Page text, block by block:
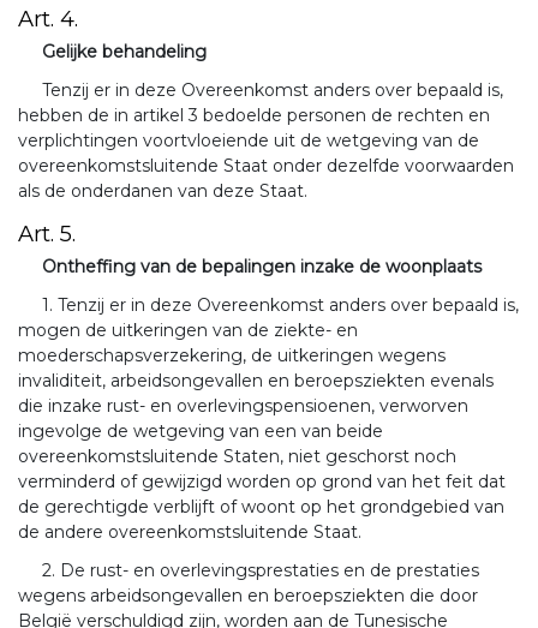
Art. 4.
Gelijke behandeling
Tenzij er in deze Overeenkomst anders over bepaald is,
hebben de in artikel 3 bedoelde personen de rechten en
verplichtingen voortvloeiende uit de wetgeving van de
overeenkomstsluitende Staat onder dezelfde voorwaarden
als de onderdanen van deze Staat.
Art. 5.
Ontheffing van de bepalingen inzake de woonplaats
1. Tenzij er in deze Overeenkomst anders over bepaald is,
mogen de uitkeringen van de ziekte- en
moederschapsverzekering, de uitkeringen wegens
invaliditeit, arbeidsongevallen en beroepsziekten evenals
die inzake rust- en overlevingspensioenen, verworven
ingevolge de wetgeving van een van beide
overeenkomstsluitende Staten, niet geschorst noch
verminderd of gewijzigd worden op grond van het feit dat
de gerechtigde verblijft of woont op het grondgebied van
de andere overeenkomstsluitende Staat.
2. De rust- en overlevingsprestaties en de prestaties
wegens arbeidsongevallen en beroepsziekten die door
België verschuldigd zijn, worden aan de Tunesische